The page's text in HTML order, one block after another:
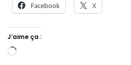
Facebook X
J’aime ça :
Chargement…